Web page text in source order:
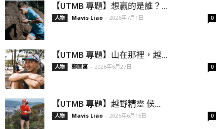
【UTMB 專題】想贏的是誰？...
人物 Mavis Liao - 2026年7月1日 0
【UTMB 專題】山在那裡，越...
人物 鄭匡寓 - 2026年6月27日 0
【UTMB 專題】越野精靈 侯...
人物 Mavis Liao - 2026年6月16日 0